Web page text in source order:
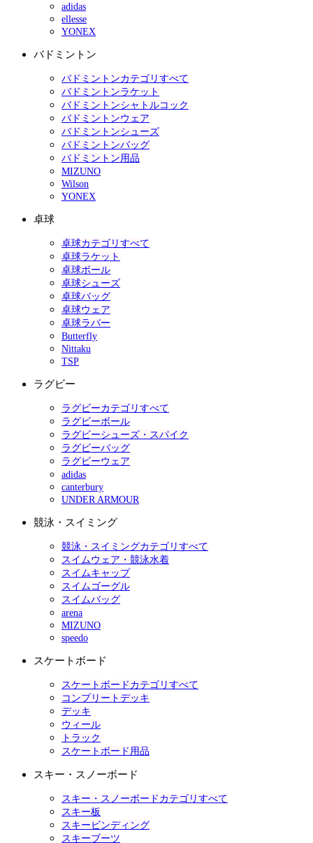
adidas
ellesse
YONEX
バドミントン
バドミントンカテゴリすべて
バドミントンラケット
バドミントンシャトルコック
バドミントンウェア
バドミントンシューズ
バドミントンバッグ
バドミントン用品
MIZUNO
Wilson
YONEX
卓球
卓球カテゴリすべて
卓球ラケット
卓球ボール
卓球シューズ
卓球バッグ
卓球ウェア
卓球ラバー
Butterfly
Nittaku
TSP
ラグビー
ラグビーカテゴリすべて
ラグビーボール
ラグビーシューズ・スパイク
ラグビーバッグ
ラグビーウェア
adidas
canterbury
UNDER ARMOUR
競泳・スイミング
競泳・スイミングカテゴリすべて
スイムウェア・競泳水着
スイムキャップ
スイムゴーグル
スイムバッグ
arena
MIZUNO
speedo
スケートボード
スケートボードカテゴリすべて
コンプリートデッキ
デッキ
ウィール
トラック
スケートボード用品
スキー・スノーボード
スキー・スノーボードカテゴリすべて
スキー板
スキービンディング
スキーブーツ